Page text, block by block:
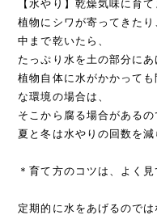
【水やり】乾燥気味に育て
植物にシワが寄ってきた
中まで乾いたら、
たっぷり水を土の部分にあ
植物自体に水がかかって
な環境の場合は、
そこから腐る場合がある
夏と冬は水やりの回数を
＊育て方のコツは、よく見
定期的に水をあげるので